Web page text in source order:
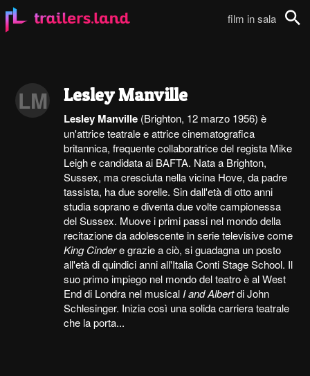
film in sala
LM Lesley Manville
Lesley Manville (Brighton, 12 marzo 1956) è
un'attrice teatrale e attrice cinematografica
britannica, frequente collaboratrice del regista Mike
Leigh e candidata ai BAFTA. Nata a Brighton,
Sussex, ma cresciuta nella vicina Hove, da padre
tassista, ha due sorelle. Sin dall'età di otto anni
studia soprano e diventa due volte campionessa
del Sussex. Muove i primi passi nel mondo della
recitazione da adolescente in serie televisive come
King Cindere grazie a ciò, si guadagna un posto
all'età di quindici anni all'Italia Conti Stage School. Il
suo primo impiego nel mondo del teatro è al West
End di Londra nel musical I and Albertdi John
Schlesinger. Inizia così una solida carriera teatrale
che la porta...